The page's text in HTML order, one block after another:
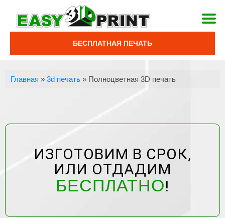
БЕСПЛАТНАЯ ПЕЧАТЬ
Главная »3d печать » Полноцветная 3D печать
ИЗГОТОВИМ В СРОК,
ИЛИ ОТДАДИМ
БЕСПЛАТНО!